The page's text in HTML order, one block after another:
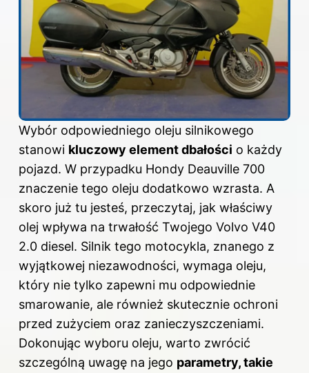
Wybór odpowiedniego oleju silnikowego
stanowi kluczowy element dbałości o każdy
pojazd. W przypadku Hondy Deauville 700
znaczenie tego oleju dodatkowo wzrasta. A
skoro już tu jesteś, przeczytaj, jak właściwy
olej wpływa na trwałość Twojego Volvo V40
2.0 diesel. Silnik tego motocykla, znanego z
wyjątkowej niezawodności, wymaga oleju,
który nie tylko zapewni mu odpowiednie
smarowanie, ale również skutecznie ochroni
przed zużyciem oraz zanieczyszczeniami.
Dokonując wyboru oleju, warto zwrócić
szczególną uwagę na jego parametry, takie